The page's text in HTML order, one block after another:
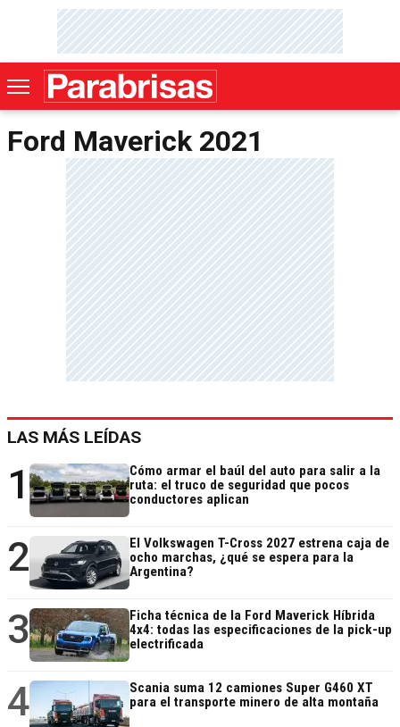
Ford Maverick 2021
LAS MÁS LEÍDAS
1
Cómo armar el baúl del auto para salir a la
ruta: el truco de seguridad que pocos
conductores aplican
2
El Volkswagen T-Cross 2027 estrena caja de
ocho marchas, ¿qué se espera para la
Argentina?
3
Ficha técnica de la Ford Maverick Híbrida
4x4: todas las especificaciones de la pick-up
electrificada
4
Scania suma 12 camiones Super G460 XT
para el transporte minero de alta montaña